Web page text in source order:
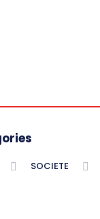
SOCIETE